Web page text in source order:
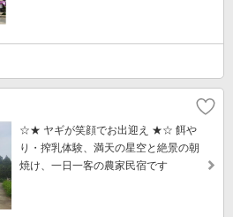
☆★ ヤギが笑顔でお出迎え ★☆ 餌や
り・搾乳体験、満天の星空と絶景の朝
焼け、一日一客の農家民宿です